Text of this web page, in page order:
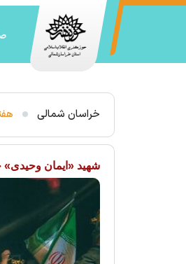
خراسان شمالی
شهید «ایمان وحیدی»